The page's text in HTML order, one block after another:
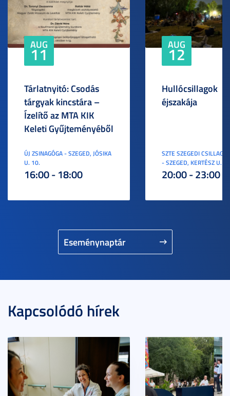
Eseménynaptár
AUG
11
Tárlatnyitó: Csodás
tárgyak kincstára –
Ízelítő az MTA KIK
Keleti Gyűjteményéből
ÚJ ZSINAGÓGA - SZEGED, JÓSIKA
U. 10.
16:00 - 18:00
AUG
12
Hullócsillagok
éjszakája
SZTE SZEGEDI
- SZEGED, KERTÉSZ U. 3.
20:00 - 23:00
Kapcsolódó hírek